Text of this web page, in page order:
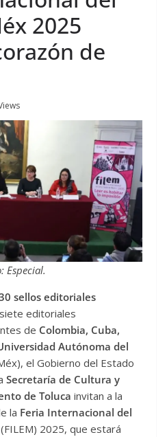
2025
de
Especial.
sellos editoriales
editoriales
de Colombia, Cuba,
Autónoma del
el Gobierno del Estado
Secretaría de Cultura y
de Toluca invitan a la
la Feria Internacional del
(FILEM) 2025, que estará